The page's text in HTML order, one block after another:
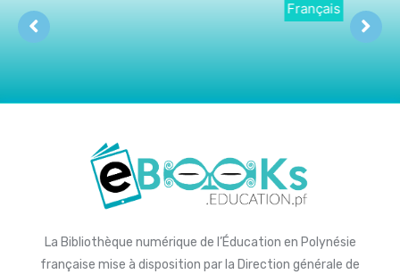
Français
La Bibliothèque numérique de l’Éducation en Polynésie
française mise à disposition par la Direction générale de